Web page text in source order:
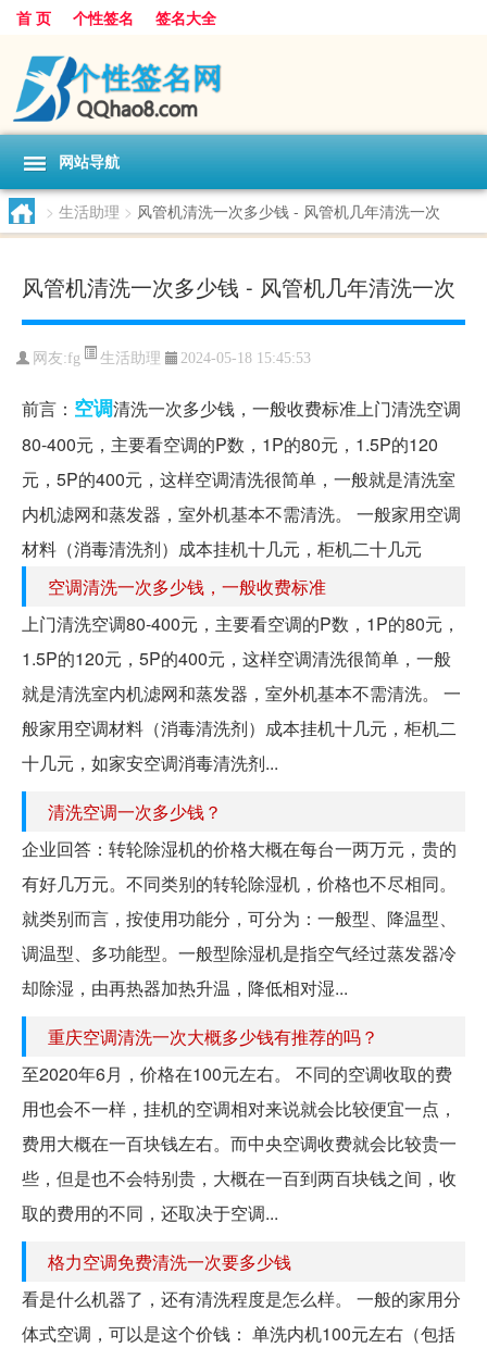
首 页 个性签名 签名大全
网站导航
> 生活助理 > 风管机清洗一次多少钱 - 风管机几年清洗一次
风管机清洗一次多少钱 - 风管机几年清洗一次
网友:fg 生活助理 2024-05-18 15:45:53
前言： 空调清洗一次多少钱，一般收费标准上门清洗空调
80-400元，主要看空调的P数，1P的80元，1.5P的120
元，5P的400元，这样空调清洗很简单，一般就是清洗室
内机滤网和蒸发器，室外机基本不需清洗。 一般家用空调
材料（消毒清洗剂）成本挂机十几元，柜机二十几元
空调清洗一次多少钱，一般收费标准
上门清洗空调80-400元，主要看空调的P数，1P的80元，
1.5P的120元，5P的400元，这样空调清洗很简单，一般
就是清洗室内机滤网和蒸发器，室外机基本不需清洗。 一
般家用空调材料（消毒清洗剂）成本挂机十几元，柜机二
十几元，如家安空调消毒清洗剂...
清洗空调一次多少钱？
企业回答：转轮除湿机的价格大概在每台一两万元，贵的
有好几万元。不同类别的转轮除湿机，价格也不尽相同。
就类别而言，按使用功能分，可分为：一般型、降温型、
调温型、多功能型。一般型除湿机是指空气经过蒸发器冷
却除湿，由再热器加热升温，降低相对湿...
重庆空调清洗一次大概多少钱有推荐的吗？
至2020年6月，价格在100元左右。 不同的空调收取的费
用也会不一样，挂机的空调相对来说就会比较便宜一点，
费用大概在一百块钱左右。而中央空调收费就会比较贵一
些，但是也不会特别贵，大概在一百到两百块钱之间，收
取的费用的不同，还取决于空调...
格力空调免费清洗一次要多少钱
看是什么机器了，还有清洗程度是怎么样。 一般的家用分
体式空调，可以是这个价钱： 单洗内机100元左右（包括